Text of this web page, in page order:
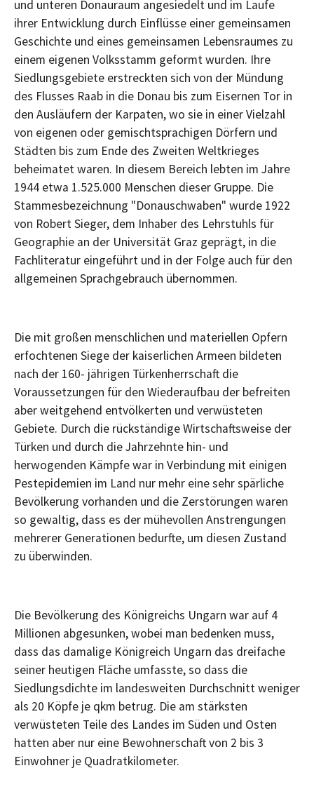
und unteren Donauraum angesiedelt und im Laufe
ihrer Entwicklung durch Einflüsse einer gemeinsamen
Geschichte und eines gemeinsamen Lebensraumes zu
einem eigenen Volksstamm geformt wurden. Ihre
Siedlungsgebiete erstreckten sich von der Mündung
des Flusses Raab in die Donau bis zum Eisernen Tor in
den Ausläufern der Karpaten, wo sie in einer Vielzahl
von eigenen oder gemischtsprachigen Dörfern und
Städten bis zum Ende des Zweiten Weltkrieges
beheimatet waren. In diesem Bereich lebten im Jahre
1944 etwa 1.525.000 Menschen dieser Gruppe. Die
Stammesbezeichnung "Donauschwaben" wurde 1922
von Robert Sieger, dem Inhaber des Lehrstuhls für
Geographie an der Universität Graz geprägt, in die
Fachliteratur eingeführt und in der Folge auch für den
allgemeinen Sprachgebrauch übernommen.
Die mit großen menschlichen und materiellen Opfern
erfochtenen Siege der kaiserlichen Armeen bildeten
nach der 160- jährigen Türkenherrschaft die
Voraussetzungen für den Wiederaufbau der befreiten
aber weitgehend entvölkerten und verwüsteten
Gebiete. Durch die rückständige Wirtschaftsweise der
Türken und durch die Jahrzehnte hin- und
herwogenden Kämpfe war in Verbindung mit einigen
Pestepidemien im Land nur mehr eine sehr spärliche
Bevölkerung vorhanden und die Zerstörungen waren
so gewaltig, dass es der mühevollen Anstrengungen
mehrerer Generationen bedurfte, um diesen Zustand
zu überwinden.
Die Bevölkerung des Königreichs Ungarn war auf 4
Millionen abgesunken, wobei man bedenken muss,
dass das damalige Königreich Ungarn das dreifache
seiner heutigen Fläche umfasste, so dass die
Siedlungsdichte im landesweiten Durchschnitt weniger
als 20 Köpfe je qkm betrug. Die am stärksten
verwüsteten Teile des Landes im Süden und Osten
hatten aber nur eine Bewohnerschaft von 2 bis 3
Einwohner je Quadratkilometer.